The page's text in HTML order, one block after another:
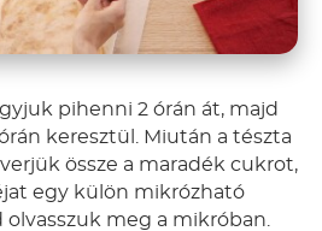
pihenni 2 órán át, majd
keresztül. Miután a tészta
össze a maradék cukrot,
egy külön mikrózható
olvasszuk meg a mikróban.